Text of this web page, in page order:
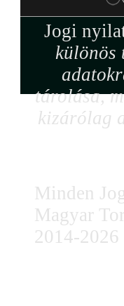
Jogi
különös
tárolása,
kizárólag
Minden
Magyar
2014-2026